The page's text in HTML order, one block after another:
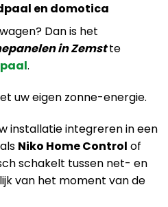
en domotica
Dan is het
in Zemstte
.
uw eigen zonne-energie.
installatie integreren in een
Niko Home Control of
schakelt tussen net- en
van het moment van de